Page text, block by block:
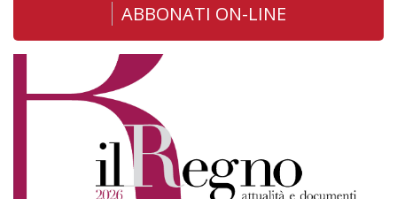
ABBONATI ON-LINE